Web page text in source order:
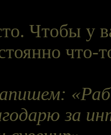
Чтобы у
что-
за